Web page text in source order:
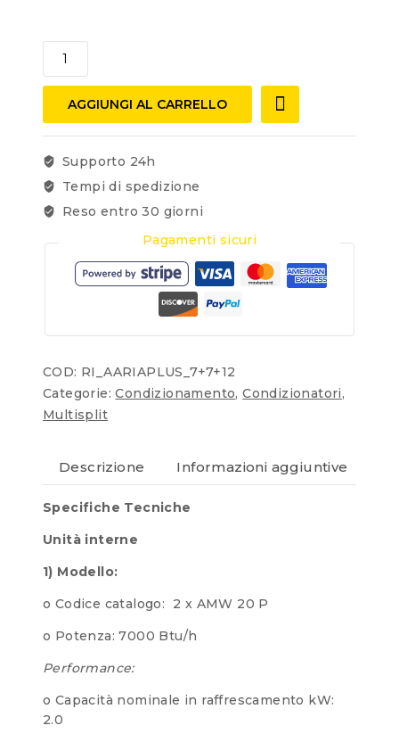
AGGIUNGI AL CARRELLO
Supporto 24h
Tempi di spedizione
Reso entro 30 giorni
Pagamenti sicuri
COD: RI_AARIAPLUS_7+7+12
Categorie:Condizionamento,Condizionatori,
Multisplit
Descrizione Informazioni aggiuntive
Specifiche Tecniche
Unità interne
1) Modello:
o Codice catalogo: 2 x AMW 20 P
o Potenza: 7000 Btu/h
Performance:
o Capacità nominale in raffrescamento kW:
2.0